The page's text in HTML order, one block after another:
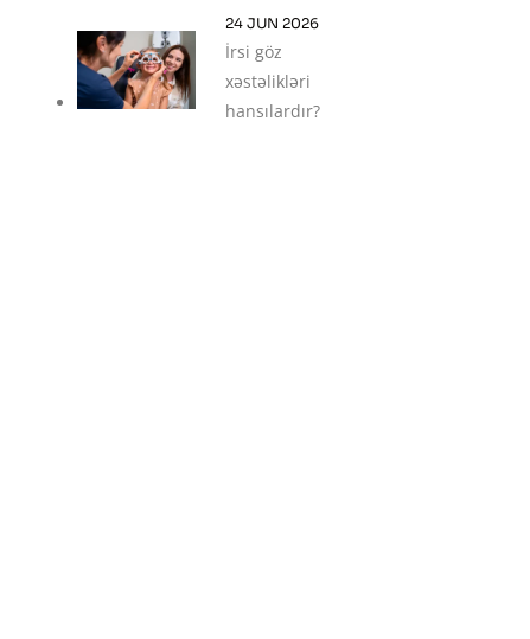
24 JUN 2026
İrsi göz
xəstəlikləri
hansılardır?